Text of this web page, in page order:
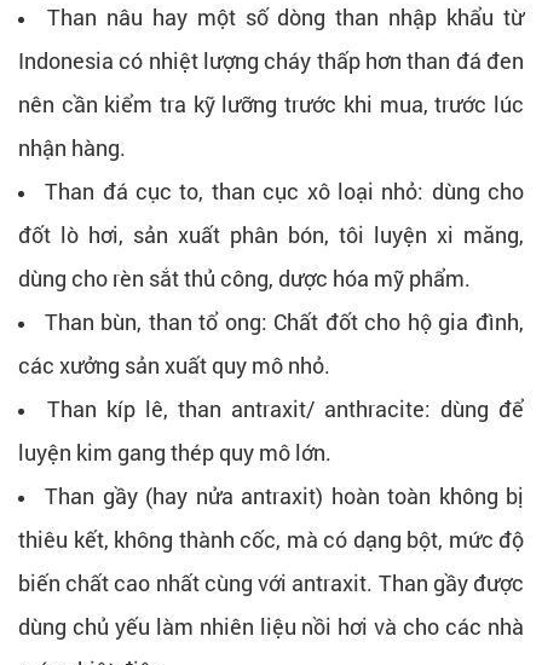
Than nâu hay một số dòng than nhập khẩu từ
Indonesia có nhiệt lượng cháy thấp hơn than đá đen
nên cần kiểm tra kỹ lưỡng trước khi mua, trước lúc
nhận hàng.
Than đá cục to, than cục xô loại nhỏ: dùng cho
đốt lò hơi, sản xuất phân bón, tôi luyện xi măng,
dùng cho rèn sắt thủ công, dược hóa mỹ phẩm.
Than bùn, than tổ ong: Chất đốt cho hộ gia đình,
các xưởng sản xuất quy mô nhỏ.
Than kíp lê, than antraxit/ anthracite: dùng để
luyện kim gang thép quy mô lớn.
Than gầy (hay nửa antraxit) hoàn toàn không bị
thiêu kết, không thành cốc, mà có dạng bột, mức độ
biến chất cao nhất cùng với antraxit. Than gầy được
dùng chủ yếu làm nhiên liệu nồi hơi và cho các nhà